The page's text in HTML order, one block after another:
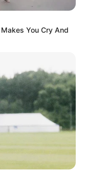
You Cry And